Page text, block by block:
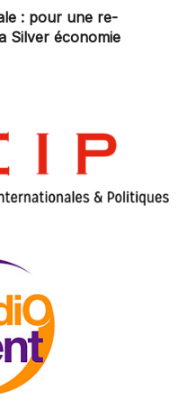
: pour une re-
Silver économie